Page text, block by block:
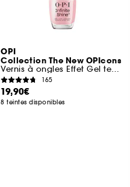
OPI
Collection The New OPIcons
Vernis à ongles Effet Gel tenue jusqu'à 11 jours
165
19,90€
8 teintes disponibles